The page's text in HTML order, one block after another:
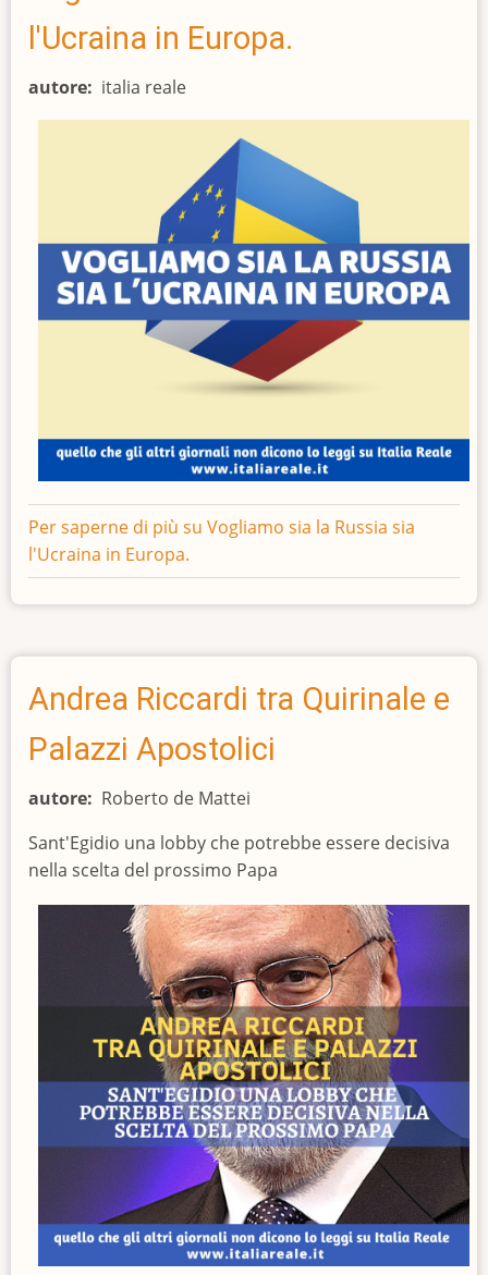
l'Ucraina in Europa.
autore italia reale
Per saperne di più su Vogliamo sia la Russia sia
l'Ucraina in Europa.
Andrea Riccardi tra Quirinale e
Palazzi Apostolici
autore
Roberto de Mattei
Sant'Egidio una lobby che potrebbe essere decisiva
nella scelta del prossimo Papa